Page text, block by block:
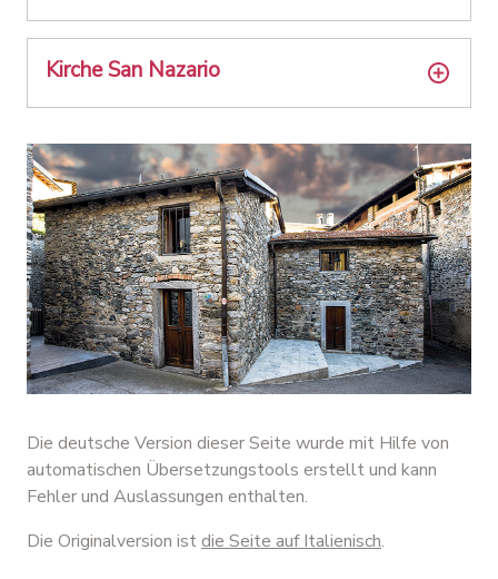
Kirche San Nazario
Die deutsche Version dieser Seite wurde mit Hilfe von
automatischen Übersetzungstools erstellt und kann
Fehler und Auslassungen enthalten.
Die Originalversion istdie Seite auf Italienisch.